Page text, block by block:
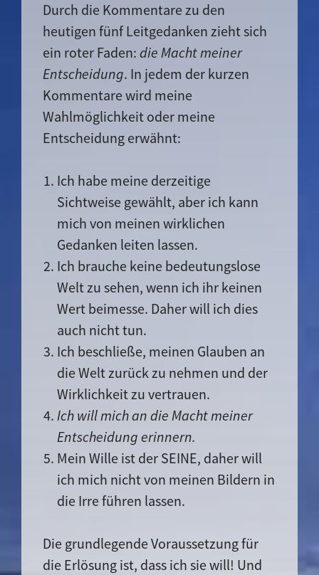
Durch die Kommentare zu den
heutigen fünf Leitgedanken zieht sich
ein roter Faden: die Macht meiner
Entscheidung. In jedem der kurzen
Kommentare wird meine
Wahlmöglichkeit oder meine
Entscheidung erwähnt:
Ich habe meine derzeitige
Sichtweise gewählt, aber ich kann
mich von meinen wirklichen
Gedanken leiten lassen.
Ich brauche keine bedeutungslose
Welt zu sehen, wenn ich ihr keinen
Wert beimesse. Daher will ich dies
auch nicht tun.
Ich beschließe, meinen Glauben an
die Welt zurück zu nehmen und der
Wirklichkeit zu vertrauen.
Ich will mich an die Macht meiner
Entscheidung erinnern.
Mein Wille ist der SEINE, daher will
ich mich nicht von meinen Bildern in
die Irre führen lassen.
Die grundlegende Voraussetzung für
die Erlösung ist, dass ich sie will! Und